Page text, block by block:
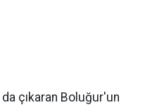
da çıkaran Boluğur'un